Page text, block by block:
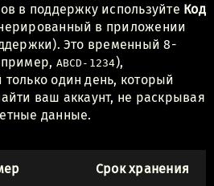
в поддержку используйте Код
в приложении
Это временный 8-
ABCD-1234),
один день, который
ваш аккаунт, не раскрывая
данные.
Срок хранения